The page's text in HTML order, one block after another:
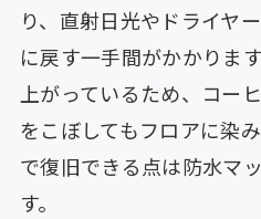
り、直射日光やドライヤ
に戻す一手間がかかりま
上がっているため、コー
をこぼしてもフロアに染
で復旧できる点は防水マ
す。